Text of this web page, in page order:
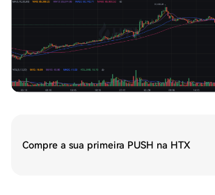
Compre a sua primeira PUSH na HTX